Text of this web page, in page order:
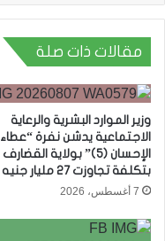
مقالات ذات صلة
وزير الموارد البشرية والرعاية
الاجتماعية يدشن نفرة “عطاء
الإحسان (5)” بولاية القضارف
بتكلفة تجاوزت 27 مليار جنيه
7 أغسطس، 2026